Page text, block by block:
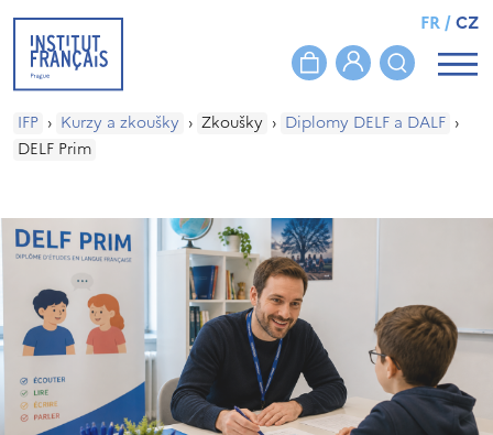
FR/CZ
IFP › Kurzy a zkoušky › Zkoušky › Diplomy DELF a DALF ›
DELF Prim